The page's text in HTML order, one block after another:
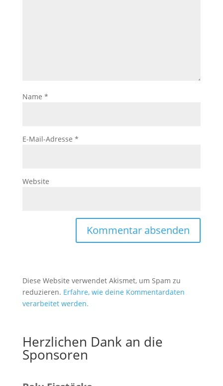
Name *
E-Mail-Adresse *
Website
Diese Website verwendet Akismet, um Spam zu
reduzieren. Erfahre, wie deine Kommentardaten
verarbeitet werden.
Herzlichen Dank an die
Sponsoren